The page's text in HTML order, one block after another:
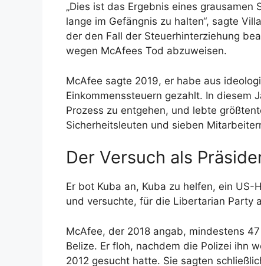
„Dies ist das Ergebnis eines
lange im Gefängnis zu halten“, sagte
der den Fall der Steuerhinterziehung
wegen McAfees Tod abzuweisen.
McAfee sagte 2019, er habe aus
Einkommenssteuern gezahlt. In diesem
Prozess zu entgehen, und lebte
Sicherheitsleuten und sieben
Der Versuch als
Er bot Kuba an, Kuba zu helfen, ein
und versuchte, für die Libertarian Party
McAfee, der 2018 angab, mindestens
Belize. Er floh, nachdem die Polizei ihn
2012 gesucht hatte. Sie sagten